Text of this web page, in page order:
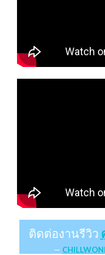
ติดต่องานรีวิว